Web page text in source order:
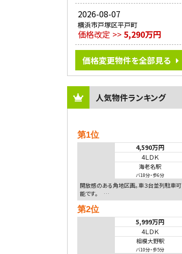
2026-08-07
横浜市戸塚区平戸町
価格改定 >> 5,290万円
価格変更物件を全部見る
人気物件ランキング
第1位
4,590万円
4ＬＤＫ
海老名駅
バ18分・歩6分
開放感のある角地区画。車３台並列駐車可
能です。 …
第2位
5,999万円
4ＬＤＫ
相模大野駅
バ10分・歩5分